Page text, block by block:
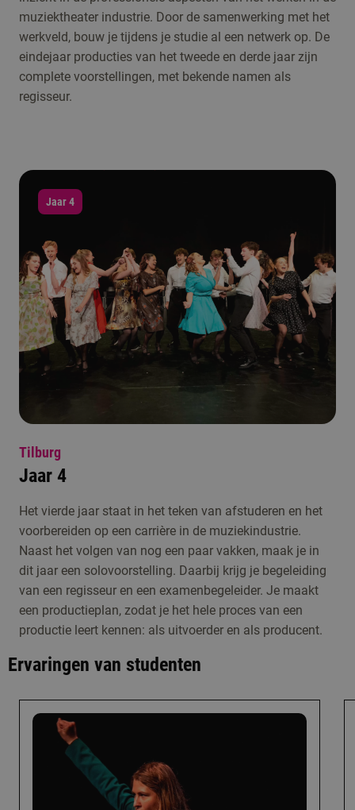
muziektheater industrie. Door de samenwerking met het
werkveld, bouw je tijdens je studie al een netwerk op. De
eindejaar producties van het tweede en derde jaar zijn
complete voorstellingen, met bekende namen als
regisseur.
Jaar 4
Tilburg
Jaar 4
Het vierde jaar staat in het teken van afstuderen en het
voorbereiden op een carrière in de muziekindustrie.
Naast het volgen van nog een paar vakken, maak je in
dit jaar een solovoorstelling. Daarbij krijg je begeleiding
van een regisseur en een examenbegeleider. Je maakt
een productieplan, zodat je het hele proces van een
productie leert kennen: als uitvoerder en als producent.
Ervaringen van studenten